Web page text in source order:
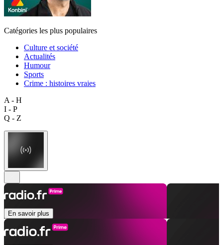
Catégories les plus populaires
Culture et société
Actualités
Humour
Sports
Crime : histoires vraies
A - H
I - P
Q - Z
En savoir plus